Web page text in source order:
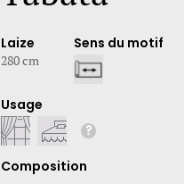
Laize
280 cm
Sens du motif
Usage
Composition